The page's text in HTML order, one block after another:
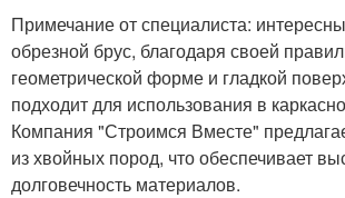
Примечание от специалиста:
обрезной брус, благодаря своей
геометрической форме и гладкой
подходит для использования в
Компания "Строимся Вместе"
из хвойных пород, что обеспечивает
долговечность материалов.